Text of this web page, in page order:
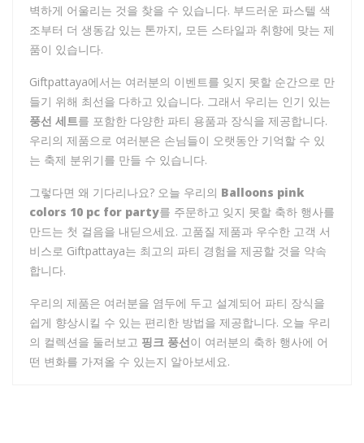
벽하게 어울리는 것을 찾을 수 있습니다. 부드러운 파스텔 색
조부터 더 생동감 있는 톤까지, 모든 스타일과 취향에 맞는 제
품이 있습니다.
Giftpattaya에서는 여러분의 이벤트를 잊지 못할 순간으로 만
들기 위해 최선을 다하고 있습니다. 그래서 우리는 인기 있는
풍선 세트를 포함한 다양한 파티 용품과 장식을 제공합니다.
우리의 제품으로 여러분은 손님들이 오랫동안 기억할 수 있
는 축제 분위기를 만들 수 있습니다.
그렇다면 왜 기다리나요? 오늘 우리의 Balloons pink
colors 10 pc for party를 주문하고 잊지 못할 축하 행사를
만드는 첫 걸음을 내딛으세요. 고품질 제품과 우수한 고객 서
비스로 Giftpattaya는 최고의 파티 경험을 제공할 것을 약속
합니다.
우리의 제품은 여러분을 염두에 두고 설계되어 파티 장식을
쉽게 향상시킬 수 있는 편리한 방법을 제공합니다. 오늘 우리
의 컬렉션을 둘러보고 핑크 풍선이 여러분의 축하 행사에 어
떤 변화를 가져올 수 있는지 알아보세요.